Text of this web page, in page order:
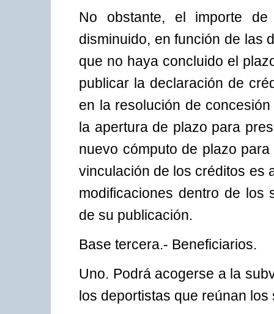
No obstante, el importe
disminuido, en función de las
que no haya concluido el
publicar la declaración de
en la resolución de
la apertura de plazo para
nuevo cómputo de plazo
vinculación de los créditos es
modificaciones dentro de los
de su publicación.
Base tercera.- Beneficiarios.
Uno. Podrá acogerse a la
los deportistas que reúnan